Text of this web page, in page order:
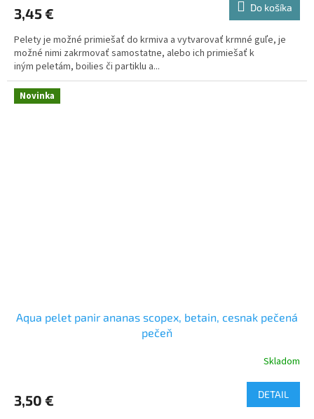
3,45 € Do košíka
Pelety je možné primiešať do krmiva a vytvarovať krmné guľe, je
možné nimi zakrmovať samostatne, alebo ich primiešať k
iným peletám, boilies či partiklu a...
Novinka
Aqua pelet panir ananas scopex, betain, cesnak pečená
pečeň
Skladom
3,50 € DETAIL